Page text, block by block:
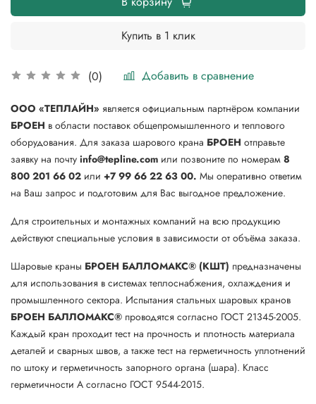
(0) Добавить в сравнение
Купить в 1 клик
ООО «ТЕПЛАЙН» является официальным партнёром компании
БРОЕН в области поставок общепромышленного и теплового
оборудования. Для заказа шарового крана БРОЕН отправьте
заявку на почту info@tepline.com или позвоните по номерам 8
800 201 66 02 или +7 99 66 22 63 00. Мы оперативно ответим
на Ваш запрос и подготовим для Вас выгодное предложение.
Для строительных и монтажных компаний на всю продукцию
действуют специальные условия в зависимости от объёма заказа.
Шаровые краны БРОЕН БАЛЛОМАКС® (КШТ) предназначены
для использования в системах теплоснабжения, охлаждения и
промышленного сектора. Испытания стальных шаровых кранов
БРОЕН БАЛЛОМАКС® проводятся согласно ГОСТ 21345-2005.
Каждый кран проходит тест на прочность и плотность материала
деталей и сварных швов, а также тест на герметичность уплотнений
по штоку и герметичность запорного органа (шара). Класс
герметичности А согласно ГОСТ 9544-2015.